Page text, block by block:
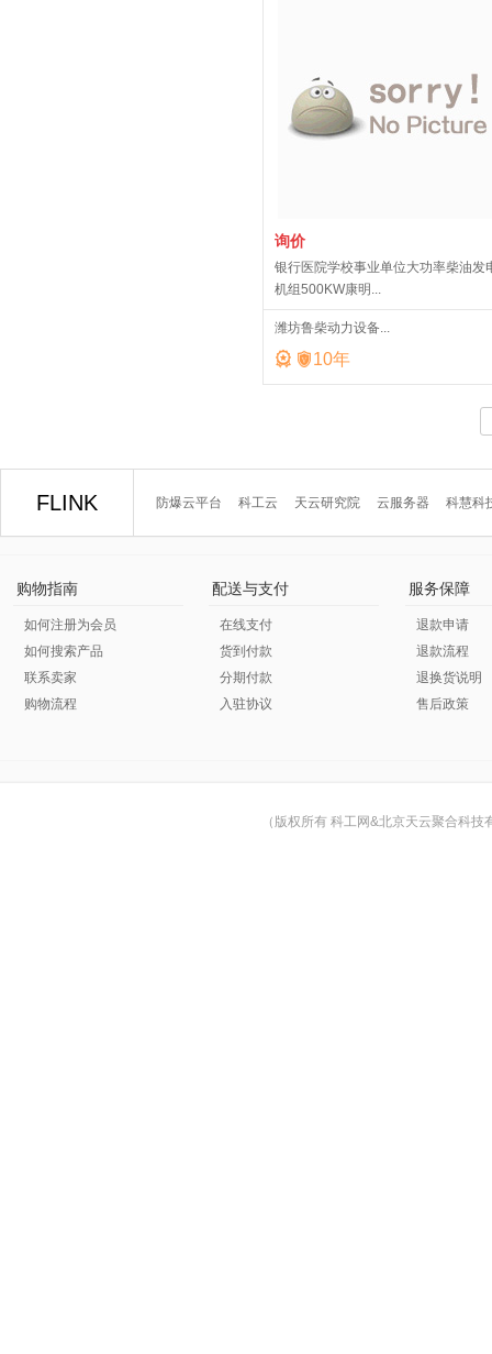
询价
银行医院学校事业单位大功率柴油发
机组500KW康明...
潍坊鲁柴动力设备...
 10年
FLINK 防爆云平台 科工云 天云研究院 云服务器 科慧科
购物指南
如何注册为会员
如何搜索产品
联系卖家
购物流程
配送与支付
在线支付
货到付款
分期付款
入驻协议
服务保障
退款申请
退款流程
退换货说明
售后政策
（版权所有 科工网&北京天云聚合科